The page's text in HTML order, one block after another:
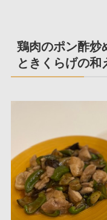
鶏肉のポン酢炒
ときくらげの和